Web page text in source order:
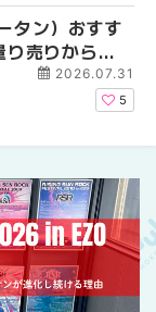
タン）おすす
売りから最
2026.07.31
5
夏 恵庭市・千
トまとめ |
夏 札幌市南区
とめ | MouLa